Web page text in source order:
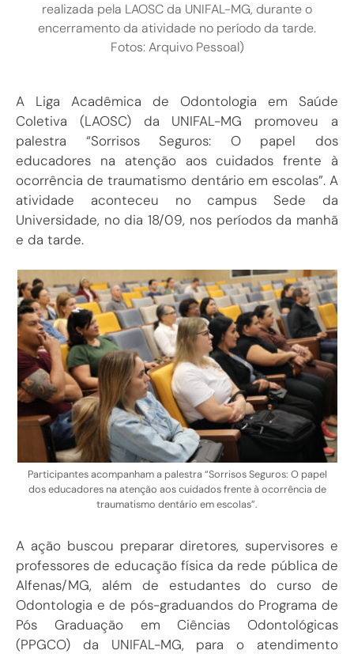
realizada pela LAOSC da UNIFAL-MG, durante o
encerramento da atividade no período da tarde.
Fotos: Arquivo Pessoal)
A Liga Acadêmica de Odontologia em Saúde
Coletiva (LAOSC) da UNIFAL-MG promoveu a
palestra “Sorrisos Seguros: O papel dos
educadores na atenção aos cuidados frente à
ocorrência de traumatismo dentário em escolas”. A
atividade aconteceu no campus Sede da
Universidade, no dia 18/09, nos períodos da manhã
e da tarde.
Participantes acompanham a palestra “Sorrisos Seguros: O papel
dos educadores na atenção aos cuidados frente à ocorrência de
traumatismo dentário em escolas”.
A ação buscou preparar diretores, supervisores e
professores de educação física da rede pública de
Alfenas/MG, além de estudantes do curso de
Odontologia e de pós-graduandos do Programa de
Pós Graduação em Ciências Odontológicas
(PPGCO) da UNIFAL-MG, para o atendimento